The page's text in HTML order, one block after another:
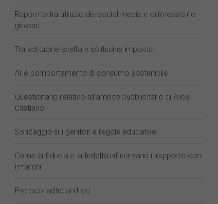
Rapporto tra utilizzo dei social media e ortoressia nei
giovani
Tra solitudine scelta e solitudine imposta
AI e comportamento di consumo sostenibile
Questionario relativo all'ambito pubblicitario di Alice
Cristiano
Sondaggio sui genitori e regole educative
Come la fiducia e la fedeltà influenzano il rapporto con
i marchi
Protocol adhd and aci